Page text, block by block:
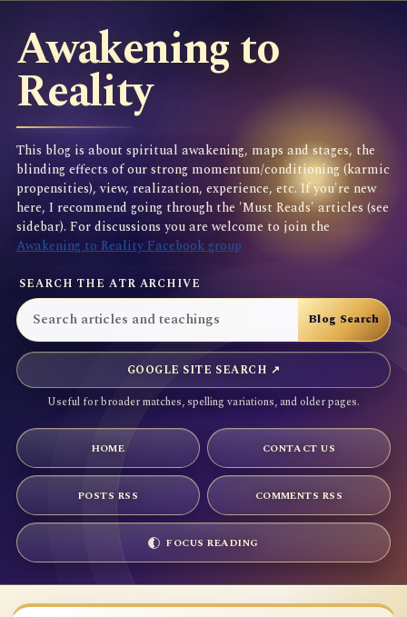
Awakening to
Reality
This blog is about spiritual awakening, maps and stages, the
blinding effects of our strong momentum/conditioning (karmic
propensities), view, realization, experience, etc. If you're new
here, I recommend going through the 'Must Reads' articles (see
sidebar). For discussions you are welcome to join the
Awakening to Reality Facebook group
SEARCH THE ATR ARCHIVE
GOOGLE SITE SEARCH ↗
Useful for broader matches, spelling variations, and older pages.
HOME CONTACT US
POSTS RSS COMMENTS RSS
FOCUS READING